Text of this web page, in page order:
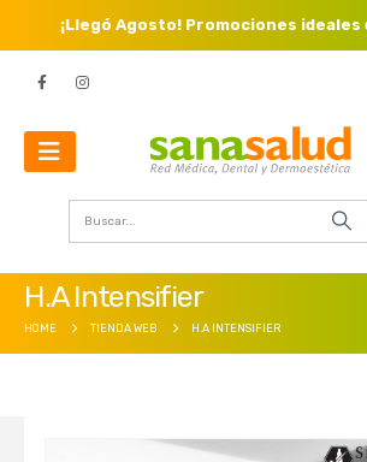
¡Llegó Agosto! Promociones ideales
H.A Intensifier
HOME TIENDA WEB H.A INTENSIFIER